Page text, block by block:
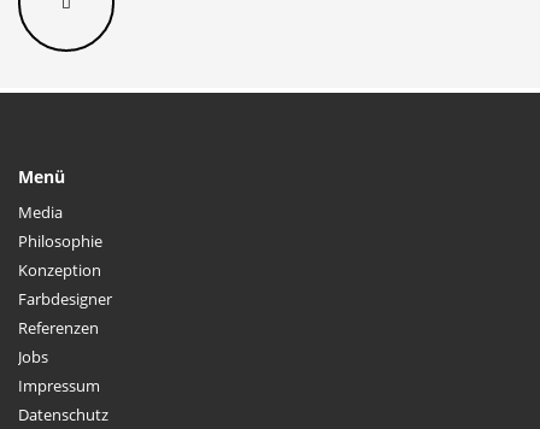
Menü
Media
Philosophie
Konzeption
Farbdesigner
Referenzen
Jobs
Impressum
Datenschutz